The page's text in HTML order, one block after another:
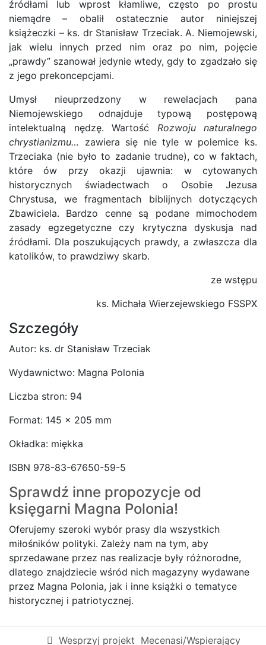
źródłami lub wprost kłamliwe, często po prostu
niemądre – obalił ostatecznie autor niniejszej
książeczki – ks. dr Stanisław Trzeciak. A. Niemojewski,
jak wielu innych przed nim oraz po nim, pojęcie
„prawdy” szanował jedynie wtedy, gdy to zgadzało się
z jego prekoncepcjami.
Umysł nieuprzedzony w rewelacjach pana
Niemojewskiego odnajduje typową postępową
intelektualną nędzę. Wartość Rozwoju naturalnego
chrystianizmu… zawiera się nie tyle w polemice ks.
Trzeciaka (nie było to zadanie trudne), co w faktach,
które ów przy okazji ujawnia: w cytowanych
historycznych świadectwach o Osobie Jezusa
Chrystusa, we fragmentach biblijnych dotyczących
Zbawiciela. Bardzo cenne są podane mimochodem
zasady egzegetyczne czy krytyczna dyskusja nad
źródłami. Dla poszukujących prawdy, a zwłaszcza dla
katolików, to prawdziwy skarb.
ze wstępu
ks. Michała Wierzejewskiego FSSPX
Szczegóły
Autor: ks. dr Stanisław Trzeciak
Wydawnictwo: Magna Polonia
Liczba stron: 94
Format: 145 x 205 mm
Okładka: miękka
ISBN 978-83-67650-59-5
Sprawdź inne propozycje od
księgarni Magna Polonia!
Oferujemy szeroki wybór prasy dla wszystkich
miłośników polityki. Zależy nam na tym, aby
sprzedawane przez nas realizacje były różnorodne,
dlatego znajdziecie wśród nich magazyny wydawane
przez Magna Polonia, jak i inne książki o tematyce
historycznej i patriotycznej.
Wesprzyj projekt Mecenasi/Wspierający